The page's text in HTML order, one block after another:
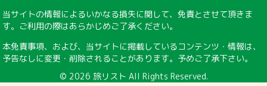
当サイトの情報によるいかなる損失に関して、免責とさせて頂きま
す。ご利用の際はあらかじめご了承ください。
本免責事項、および、当サイトに掲載しているコンテンツ・情報は、
予告なしに変更・削除されることがあります。予めご了承下さい。
© 2026 旅リスト All Rights Reserved.